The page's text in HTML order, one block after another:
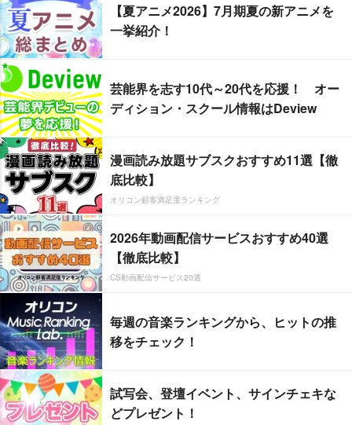
【夏アニメ2026】7月期夏の新アニメを
一挙紹介！
芸能界を志す10代～20代を応援！ オー
ディション・スクール情報はDeview
漫画読み放題サブスクおすすめ11選【徹
底比較】
オリコン顧客満足度ランキング
2026年動画配信サービスおすすめ40選
【徹底比較】
CS動画配信サービス20選
毎週の音楽ランキングから、ヒットの推
移をチェック！
試写会、登壇イベント、サインチェキな
どプレゼント！